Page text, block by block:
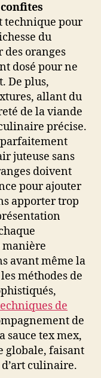
technique pour
du
des oranges
dosé pour ne
De plus,
allant du
de la viande
précise.
juteuse sans
doivent
pour ajouter
apporter trop
manière
avant même la
méthodes de
de
de
sauce tex mex,
globale, faisant
culinaire.